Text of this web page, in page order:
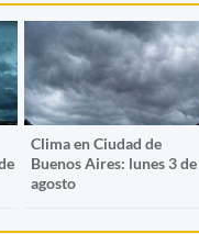
Clima en Ciudad de
Buenos Aires: lunes 3 de
agosto